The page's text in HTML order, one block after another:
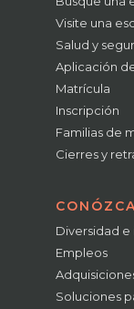
Visite una
Salud y
Aplicación
Matrícula
Inscripción
Familias de
Cierres y
Diversidad e
Empleos
Soluciones